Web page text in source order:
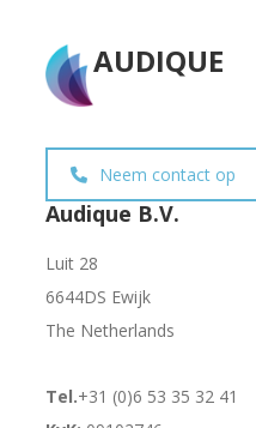
AUDIQUE
Neem contact op
Audique B.V.
Luit 28
6644DS Ewijk
The Netherlands
Tel.+31 (0)6 53 35 32 41